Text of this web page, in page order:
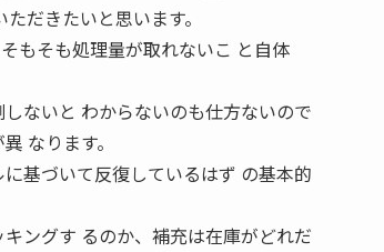
だきたいと思います。
もそも処理量が取れないこ と自体
ないと わからないのも仕方ないので
なります。
基づいて反復しているはず の基本的
ングす るのか、補充は在庫がどれだ